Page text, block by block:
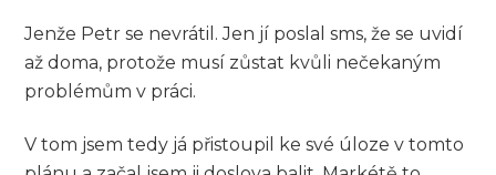
Jenže Petr se nevrátil. Jen jí poslal sms, že se uvidí
až doma, protože musí zůstat kvůli nečekaným
problémům v práci.
V tom jsem tedy já přistoupil ke své úloze v tomto